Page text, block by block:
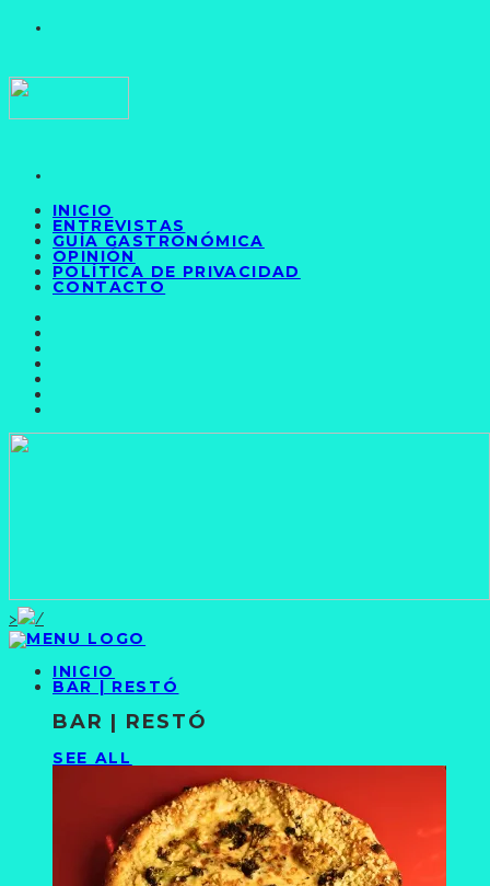
INICIO
ENTREVISTAS
GUÍA GASTRONÓMICA
OPINIÓN
POLÍTICA DE PRIVACIDAD
CONTACTO
>
INICIO
BAR | RESTÓ
BAR | RESTÓ
SEE ALL